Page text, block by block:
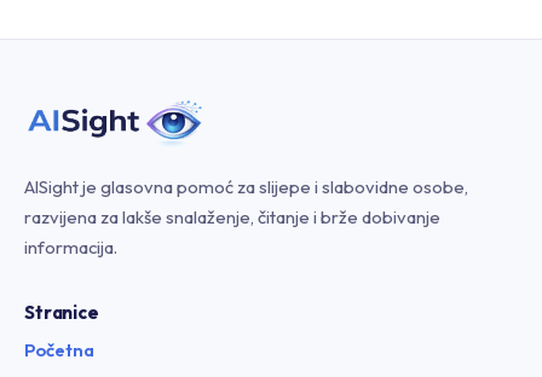
AISight je glasovna pomoć za slijepe i slabovidne osobe,
razvijena za lakše snalaženje, čitanje i brže dobivanje
informacija.
Stranice
Početna